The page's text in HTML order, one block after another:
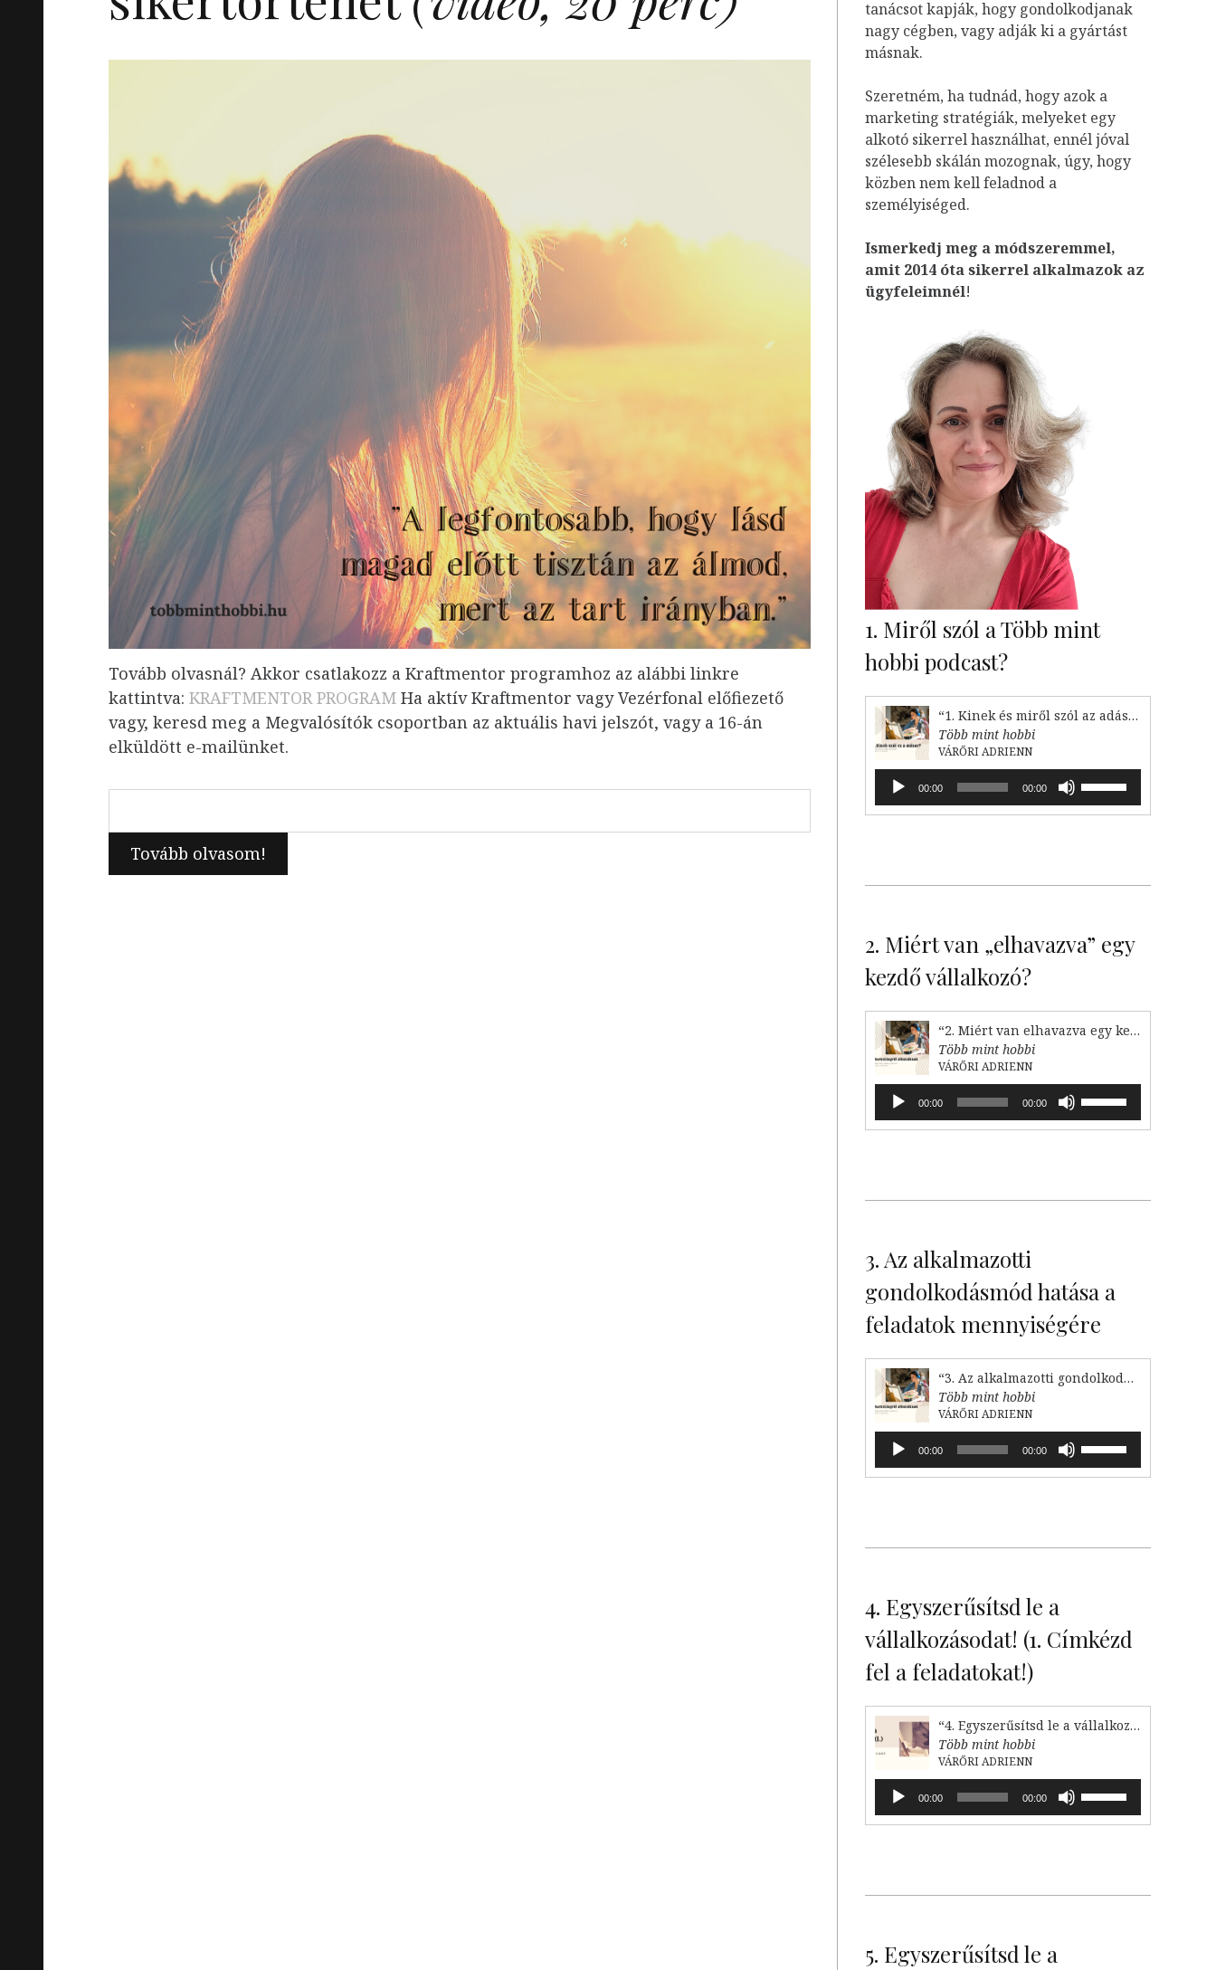
Tovább olvasnál? Akkor csatlakozz a Kraftmentor programhoz az alábbi linkre
kattintva: KRAFTMENTOR PROGRAM Ha aktív Kraftmentor vagy Vezérfonal előfiezető
vagy, keresd meg a Megvalósítók csoportban az aktuális havi jelszót, vagy a 16-án
elküldött e-mailünket.
tanácsot kapják, hogy gondolkodjanak
nagy cégben, vagy adják ki a gyártást
másnak.
Szeretném, ha tudnád, hogy azok a
marketing stratégiák, melyeket egy
alkotó sikerrel használhat, ennél jóval
szélesebb skálán mozognak, úgy, hogy
közben nem kell feladnod a
személyiséged.
Ismerkedj meg a módszeremmel,
amit 2014 óta sikerrel alkalmazok az
ügyfeleimnél!
1. Miről szól a Több mint
hobbi podcast?
“1. Kinek és miről szól az adás?”
Több mint hobbi
VÁRŐRI ADRIENN
Audió
lejátszó00:00 00:00
hangerő
növeléséhez,
Fel/Le
használni.
2. Miért van „elhavazva” egy
kezdő vállalkozó?
“2. Miért van elhavazva egy kezdő vállalkozó?”
Több mint hobbi
VÁRŐRI ADRIENN
Audió
lejátszó00:00 00:00
hangerő
növeléséhez,
Fel/Le
3. Az alkalmazotti
gondolkodásmód hatása a
feladatok mennyiségére
“3. Az alkalmazotti gondolkodásmód hatása a feladataink mennyiségére”
Több mint hobbi
VÁRŐRI ADRIENN
Audió
lejátszó00:00 00:00
hangerő
növeléséhez,
Fel/Le
4. Egyszerűsítsd le a
vállalkozásodat! (1. Címkézd
fel a feladatokat!)
“4. Egyszerűsítsd le a vállalkozásodat (1. Címkézd fel!)”
Több mint hobbi
VÁRŐRI ADRIENN
Audió
lejátszó00:00 00:00
hangerő
növeléséhez,
Fel/Le
5. Egyszerűsítsd le a